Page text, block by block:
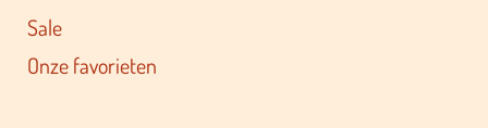
Sale
Onze favorieten